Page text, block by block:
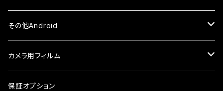
ケース・カバー
ガラスフィルム
ケース・カバー
ケース
ガラスフィルム
ケース
iPhone8Plus
ガラスフィルム
ケース
ケース
セラミックフィルム
ケース
ガラスフィルム
その他Android
AQUOS
ガラスフィルム
arrows
カメラ用フィルム
iPhone
保証オプション